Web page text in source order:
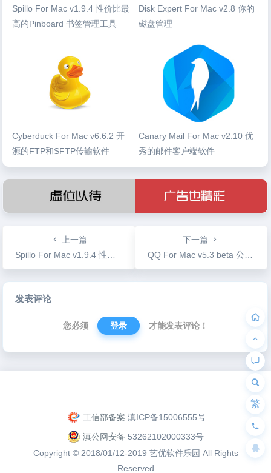
Spillo For Mac v1.9.4 性价比最
高的Pinboard 书签管理工具
Disk Expert For Mac v2.8 你的
磁盘管理
Cyberduck For Mac v6.6.2 开
源的FTP和SFTP传输软件
Canary Mail For Mac v2.10 优
秀的邮件客户端软件
上一篇
Spillo For Mac v1.9.4 性价比最高的Pinboard 书签管理工具
下一篇
QQ For Mac v5.3 beta 公测版更新
发表评论
您必须 登录 才能发表评论！
工信部备案 滇ICP备15006555号
滇公网安备 53262102000333号
Copyright © 2018/01/12-2019 艺优软件乐园 All Rights
Reserved
繁